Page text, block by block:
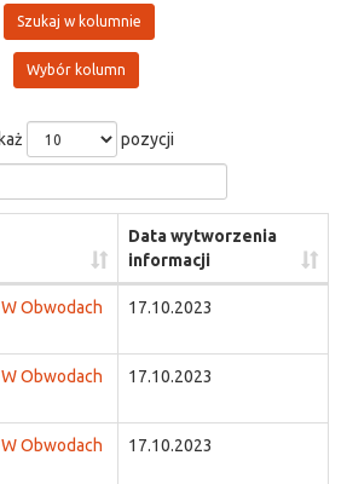
Szukaj w kolumnie
Wybór kolumn
pozycji
Data wytworzenia
informacji
Obwodach
17.10.2023
Obwodach
17.10.2023
Obwodach
17.10.2023